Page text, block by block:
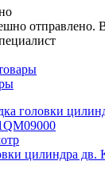
отправлено.
цилиндра дв.